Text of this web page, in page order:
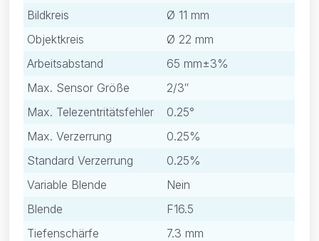
Bildkreis
Ø 11 mm
Objektkreis
Ø 22 mm
Arbeitsabstand
65 mm±3%
Max. Sensor Größe
2/3″
Max. Telezentritätsfehler
0.25°
Max. Verzerrung
0.25%
Standard Verzerrung
0.25%
Variable Blende
Nein
Blende
F16.5
Tiefenschärfe
7.3 mm